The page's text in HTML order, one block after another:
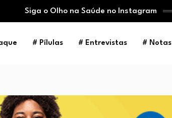
Siga o Olho na Saúde no Instagram
# Pílulas # Entrevistas # Notas